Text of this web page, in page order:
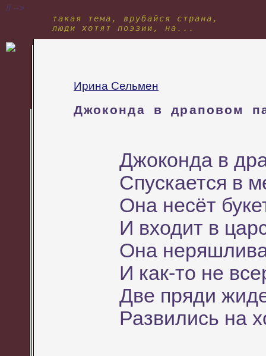
// -->
такая тема, врубайся страна,
люди хотят поэзии, на...
Ирина Сельмен
Джоконда в драповом
Джоконда в
Спускается в
Она несёт
И входит в
Она
И как-то не
Две пряди
Развились на